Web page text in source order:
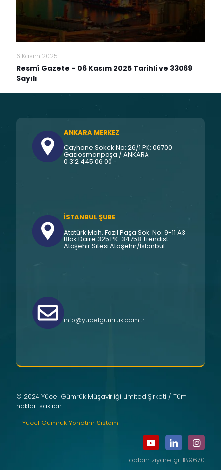
6 Kasım 2025
Resmî Gazete – 06 Kasım 2025 Tarihli ve 33069
Sayılı
ANKARA MERKEZ
Cayhane Sokak No: 26/1 PK: 06700
Gaziosmanpaşa / ANKARA
0 312 445 06 00
İSTANBUL ŞUBE
Atatürk Mah. Fazıl Paşa Sok. No: 9-11 A3
Blok Daire:325 PK: 34758 Trendist
Ataşehir Sitesi Ataşehir/İstanbul
info@yucelgumruk.com.tr
© 2024 Yücel Gümrük Müşavirliği Limited Şirketi / Tüm
hakları saklıdır.
Yücel Gümrük Yönetim Sistemi
Toplam ziyaretçi: 189670